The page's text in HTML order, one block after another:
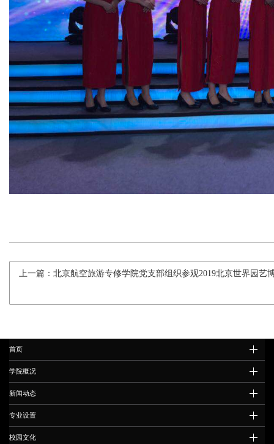
上一篇：北京航空旅游专修学院党支部组织参观2019北京世界园艺
首页
学院概况
新闻动态
专业设置
校园文化